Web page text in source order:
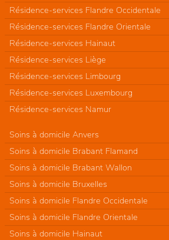
Résidence-services Flandre Occidentale
Résidence-services Flandre Orientale
Résidence-services Hainaut
Résidence-services Liège
Résidence-services Limbourg
Résidence-services Luxembourg
Résidence-services Namur
Soins à domicile Anvers
Soins à domicile Brabant Flamand
Soins à domicile Brabant Wallon
Soins à domicile Bruxelles
Soins à domicile Flandre Occidentale
Soins à domicile Flandre Orientale
Soins à domicile Hainaut